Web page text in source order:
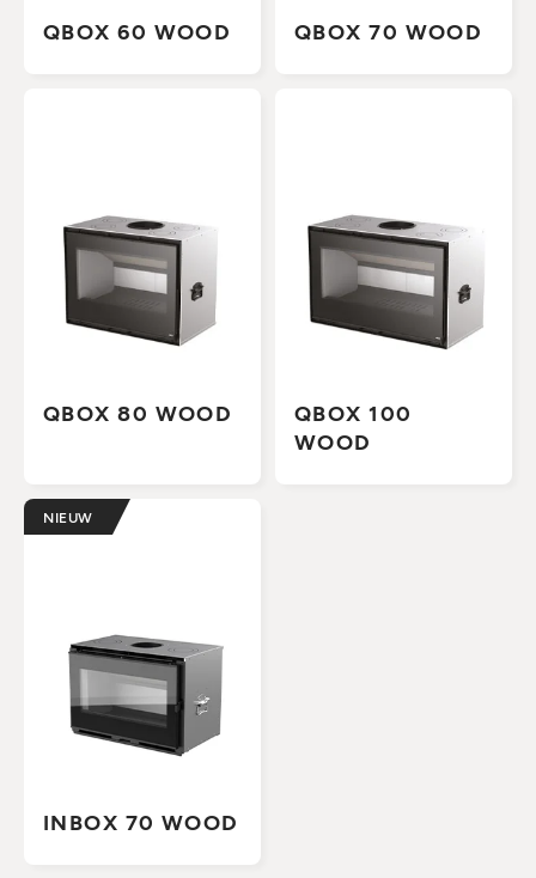
QBOX 60 WOOD QBOX 70 WOOD
QBOX 80 WOOD
QBOX 100
WOOD
NIEUW
INBOX 70 WOOD